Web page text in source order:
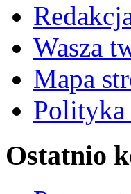
Wasza
Mapa
Polityka
Ostatnio